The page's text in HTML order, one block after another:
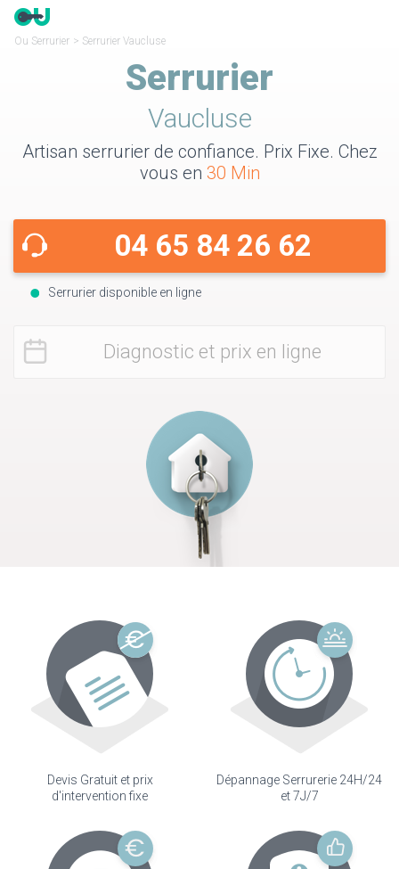
Ou Serrurier > Serrurier Vaucluse
Serrurier
Vaucluse
Artisan serrurier de confiance. Prix Fixe. Chez
vous en 30 Min
04 65 84 26 62
Serrurier disponible en ligne
Diagnostic et prix en ligne
Devis Gratuit et prix
d'intervention fixe
Dépannage Serrurerie 24H/24
et 7J/7